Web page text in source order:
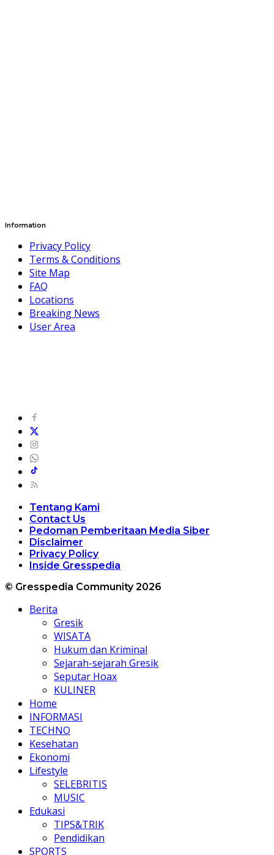
Information
Privacy Policy
Terms & Conditions
Site Map
FAQ
Locations
Breaking News
User Area
Tentang Kami
Contact Us
Pedoman Pemberitaan Media Siber
Disclaimer
Privacy Policy
Inside Gresspedia
© Gresspedia Community 2026
Berita
Gresik
WISATA
Hukum dan Kriminal
Sejarah-sejarah Gresik
Seputar Hoax
KULINER
Home
INFORMASI
TECHNO
Kesehatan
Ekonomi
Lifestyle
SELEBRITIS
MUSIC
Edukasi
TIPS&TRIK
Pendidikan
SPORTS